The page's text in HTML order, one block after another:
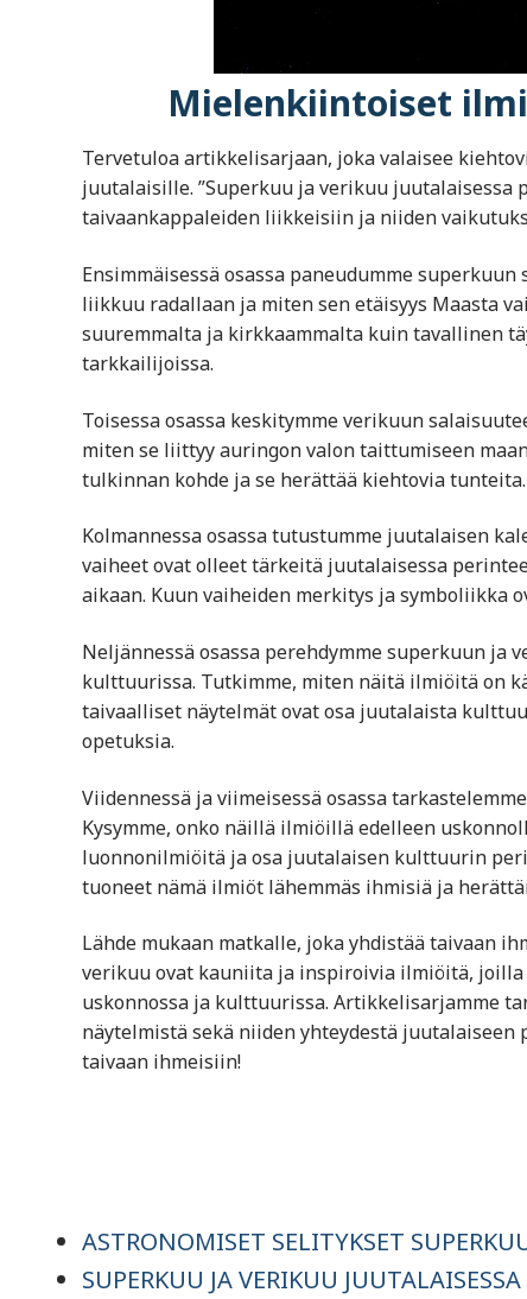
Mielenkiintoiset
Tervetuloa artikkelisarjaan, joka valaisee
juutalaisille. ”Superkuu ja verikuu
taivaankappaleiden liikkeisiin ja niiden
Ensimmäisessä osassa paneudumme
liikkuu radallaan ja miten sen etäisyys Maasta
suuremmalta ja kirkkaammalta kuin tavallinen
tarkkailijoissa.
Toisessa osassa keskitymme verikuun
miten se liittyy auringon valon taittumiseen
tulkinnan kohde ja se herättää kiehtovia tunteita.
Kolmannessa osassa tutustumme juutalaisen
vaiheet ovat olleet tärkeitä juutalaisessa
aikaan. Kuun vaiheiden merkitys ja symboliikka
Neljännessä osassa perehdymme superkuun ja
kulttuurissa. Tutkimme, miten näitä ilmiöitä on
taivaalliset näytelmät ovat osa juutalaista
opetuksia.
Viidennessä ja viimeisessä osassa
Kysymme, onko näillä ilmiöillä edelleen
luonnonilmiöitä ja osa juutalaisen kulttuurin
tuoneet nämä ilmiöt lähemmäs ihmisiä ja
Lähde mukaan matkalle, joka yhdistää taivaan
verikuu ovat kauniita ja inspiroivia ilmiöitä,
uskonnossa ja kulttuurissa. Artikkelisarjamme
näytelmistä sekä niiden yhteydestä
taivaan ihmeisiin!
ASTRONOMISET SELITYKSET
SUPERKUU JA VERIKUU